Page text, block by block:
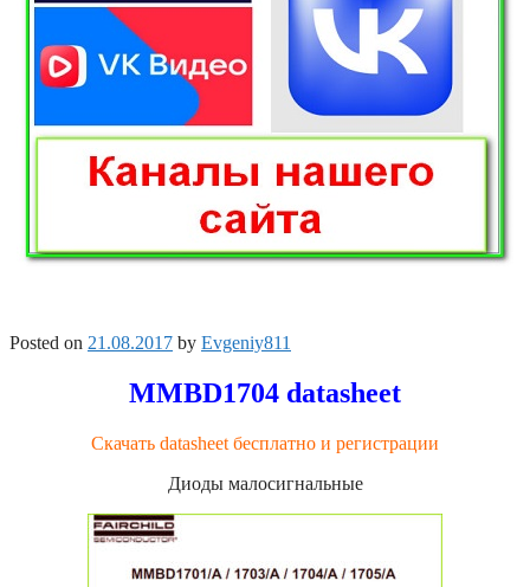
Posted on 21.08.2017 by Evgeniy811
MMBD1704 datasheet
Скачать datasheet бесплатно и регистрации
Диоды малосигнальные